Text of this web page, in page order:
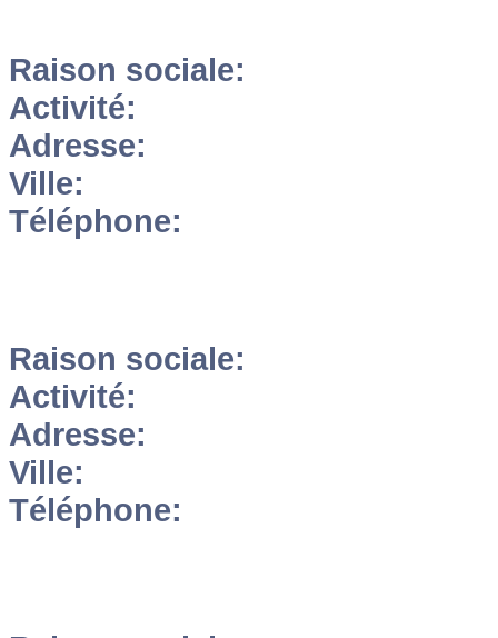
Raison sociale:
Activité:
Adresse:
Ville:
Téléphone:
Raison sociale:
Activité:
Adresse:
Ville:
Téléphone: